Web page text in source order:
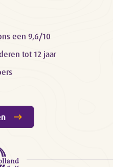
een 9,6/10
tot 12 jaar